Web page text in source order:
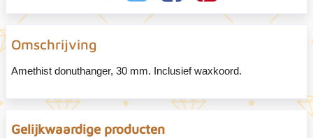
Omschrijving
Amethist donuthanger, 30 mm. Inclusief waxkoord.
Gelijkwaardige producten